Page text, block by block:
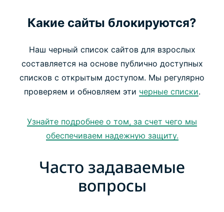
Какие сайты блокируются?
Наш черный список сайтов для взрослых
составляется на основе публично доступных
списков с открытым доступом. Мы регулярно
проверяем и обновляем эти черные списки.
Узнайте подробнее о том, за счет чего мы
обеспечиваем надежную защиту.
Часто задаваемые
вопросы